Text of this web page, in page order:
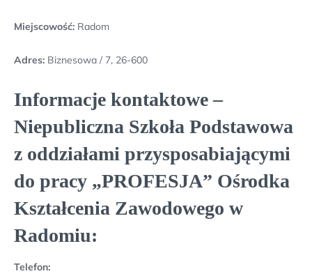
Miejscowość: Radom
Adres: Biznesowa / 7, 26-600
Informacje kontaktowe –
Niepubliczna Szkoła Podstawowa
z oddziałami przysposabiającymi
do pracy „PROFESJA” Ośrodka
Kształcenia Zawodowego w
Radomiu:
Telefon: